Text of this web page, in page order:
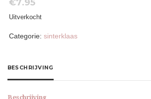
€7.95
Uitverkocht
Categorie: sinterklaas
BESCHRIJVING
Beschrijving